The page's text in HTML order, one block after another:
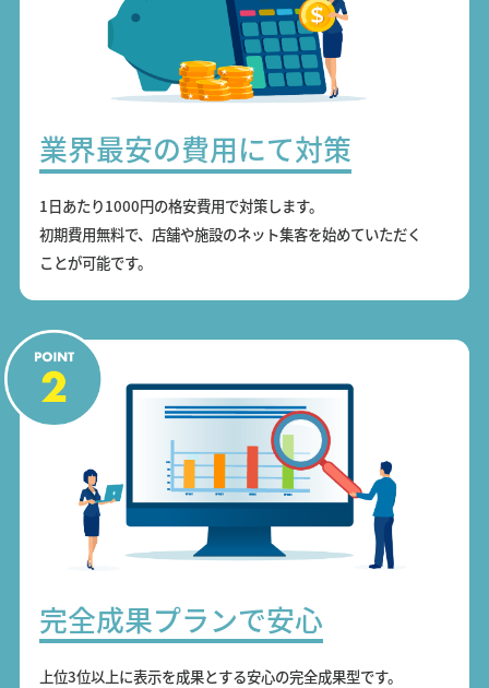
業界最安の費用にて対策
1日あたり1000円の格安費用で対策します。
初期費用無料で、店舗や施設のネット集客を始めていただく
ことが可能です。
完全成果プランで安心
上位3位以上に表示を成果とする安心の完全成果型です。